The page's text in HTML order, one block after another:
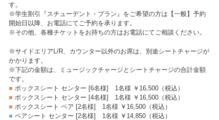
す。
※学生割引『スチューデント・プラン』をご希望の方は【一般】予約
開始日以降、お電話にてご予約を承ります。
※その他、各種チケットをお持ちの方はお電話にてご相談ください。
※サイドエリアL/R、カウンター以外のお席は、別途シートチャージが
かかります。
※下記の金額は、ミュージックチャージとシートチャージの合計金額
です。
■ ボックスシート センター [6名様] 1名様 ￥16,500 （税込）
■ ボックスシート センター [4名様] 1名様 ￥16,500 （税込）
■ ボックスシート ペア [2名様] 1名様 ￥16,500 （税込）
■ ペアシート センター [2名様] 1名様 ￥14,850 （税込）